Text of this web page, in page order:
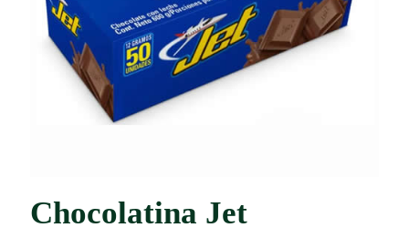
Chocolatina Jet